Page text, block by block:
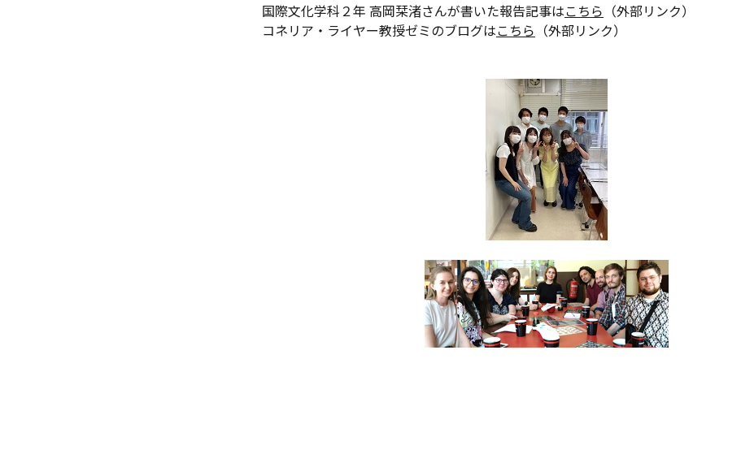
国際文化学科２年 高岡栞渚さんが書いた報告記事はこちら （外部リンク）
コネリア・ライヤー教授ゼミのブログはこちら （外部リンク）